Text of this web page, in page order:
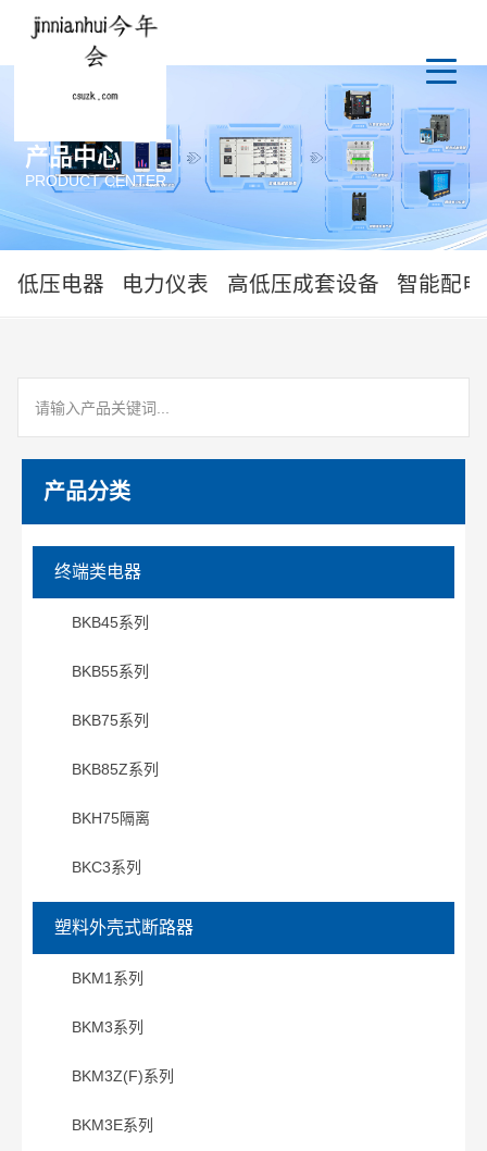
产品中心
PRODUCT CENTER
低压电器 电力仪表 高低压成套设备 智能配
产品分类
终端类电器
BKB45系列
BKB55系列
BKB75系列
BKB85Z系列
BKH75隔离
BKC3系列
塑料外壳式断路器
BKM1系列
BKM3系列
BKM3Z(F)系列
BKM3E系列